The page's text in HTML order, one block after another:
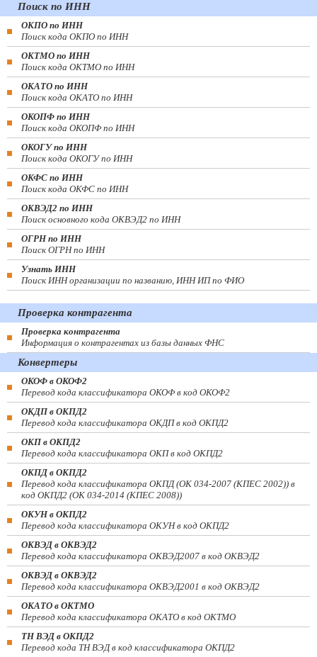
Поиск по ИНН
ОКПО по ИНН
Поиск кода ОКПО по ИНН
ОКТМО по ИНН
Поиск кода ОКТМО по ИНН
ОКАТО по ИНН
Поиск кода ОКАТО по ИНН
ОКОПФ по ИНН
Поиск кода ОКОПФ по ИНН
ОКОГУ по ИНН
Поиск кода ОКОГУ по ИНН
ОКФС по ИНН
Поиск кода ОКФС по ИНН
ОКВЭД2 по ИНН
Поиск основного кода ОКВЭД2 по ИНН
ОГРН по ИНН
Поиск ОГРН по ИНН
Узнать ИНН
Поиск ИНН организации по названию, ИНН ИП по ФИО
Проверка контрагента
Проверка контрагента
Информация о контрагентах из базы данных ФНС
Конвертеры
ОКОФ в ОКОФ2
Перевод кода классификатора ОКОФ в код ОКОФ2
ОКДП в ОКПД2
Перевод кода классификатора ОКДП в код ОКПД2
ОКП в ОКПД2
Перевод кода классификатора ОКП в код ОКПД2
ОКПД в ОКПД2
Перевод кода классификатора ОКПД (ОК 034-2007 (КПЕС 2002)) в
код ОКПД2 (ОК 034-2014 (КПЕС 2008))
ОКУН в ОКПД2
Перевод кода классификатора ОКУН в код ОКПД2
ОКВЭД в ОКВЭД2
Перевод кода классификатора ОКВЭД2007 в код ОКВЭД2
ОКВЭД в ОКВЭД2
Перевод кода классификатора ОКВЭД2001 в код ОКВЭД2
ОКАТО в ОКТМО
Перевод кода классификатора ОКАТО в код ОКТМО
ТН ВЭД в ОКПД2
Перевод кода ТН ВЭД в код классификатора ОКПД2